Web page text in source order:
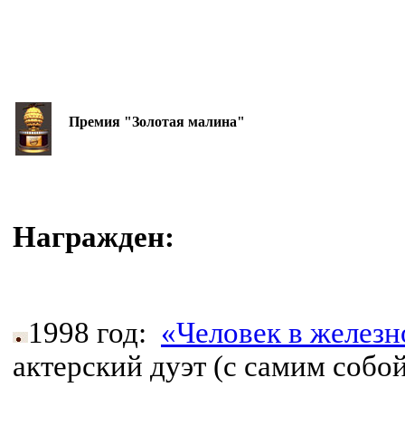
Премия "Золотая малина"
Награжден:
1998 год: «Человек в
актерский дуэт (с самим